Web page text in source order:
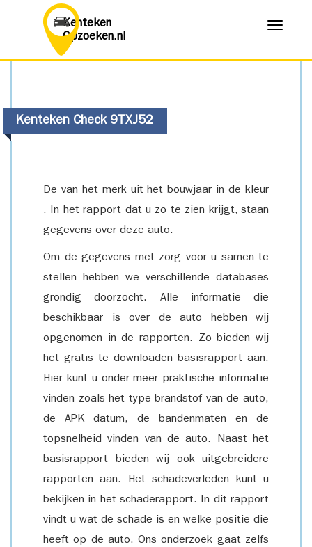
Kenteken
Opzoeken.nl
Menu
Kenteken Check 9TXJ52
De van het merk uit het bouwjaar in de kleur
. In het rapport dat u zo te zien krijgt, staan
gegevens over deze auto.
Om de gegevens met zorg voor u samen te
stellen hebben we verschillende databases
grondig doorzocht. Alle informatie die
beschikbaar is over de auto hebben wij
opgenomen in de rapporten. Zo bieden wij
het gratis te downloaden basisrapport aan.
Hier kunt u onder meer praktische informatie
vinden zoals het type brandstof van de auto,
de APK datum, de bandenmaten en de
topsnelheid vinden van de auto. Naast het
basisrapport bieden wij ook uitgebreidere
rapporten aan. Het schadeverleden kunt u
bekijken in het schaderapport. In dit rapport
vindt u wat de schade is en welke positie die
heeft op de auto. Ons onderzoek gaat zelfs